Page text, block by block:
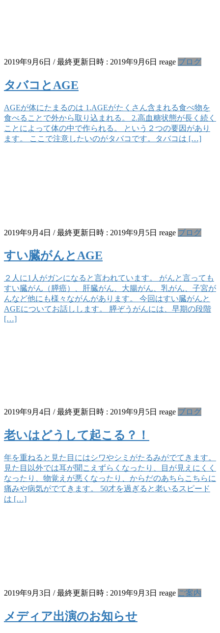
2019年9月6日 / 最終更新日時 : 2019年9月6日 reage ブログ
タバコとAGE
AGEが体にたまるのは 1.AGEがたくさん含まれる食べ物を
食べることで外から取り込まれる。 2.高血糖状態が長く続く
ことによって体の中で作られる。 という２つの要因があり
ます。 ここで注意したいのがタバコです。タバコは […]
2019年9月4日 / 最終更新日時 : 2019年9月5日 reage ブログ
すい臓がんとAGE
２人に1人がガンになると言われています。 がんと言っても
すい臓がん（膵癌）、肝臓がん、大腸がん、乳がん、子宮が
んなど他にも様々ながんがあります。 今回はすい臓がんと
AGEについてお話しします。 膵ぞうがんには、早期の段階
[…]
2019年9月4日 / 最終更新日時 : 2019年9月5日 reage ブログ
老いはどうして起こる？！
年を重ねると見た目にはシワやシミがたるみがでてきます。
見た目以外では耳が聞こえずらくなったり、目が見えにくく
なったり、物覚えが悪くなったり、からだのあちらこちらに
痛みや病気がでてきます。 50才を過ぎると老いるスピード
は […]
2019年9月3日 / 最終更新日時 : 2019年9月3日 reage ご案内
メディア出演のお知らせ